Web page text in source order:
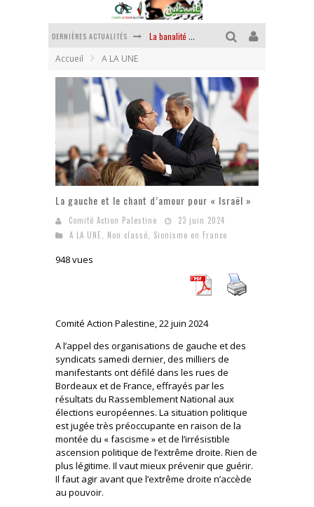
DERNIÈRES ACTUALITÉS La banalité du mal colonial
Chantage terroriste
La révolution ou rien
Des accords de paix sans le peuple et contre le peuple
La puissance américaine en peau de chagrin
Accueil A LA UNE
La gauche et le chant d’amour pour « Israël »
Comité Action Palestine
23 juin 2024
A LA UNE
Non classé Sionisme en France
948 vues
Comité Action Palestine, 22 juin 2024
A l’appel des organisations de gauche et des
syndicats samedi dernier, des milliers de
manifestants ont défilé dans les rues de
Bordeaux et de France, effrayés par les
résultats du Rassemblement National aux
élections européennes. La situation politique
est jugée très préoccupante en raison de la
montée du « fascisme » et de l’irrésistible
ascension politique de l’extrême droite. Rien de
plus légitime. Il vaut mieux prévenir que guérir.
Il faut agir avant que l’extrême droite n’accède
au pouvoir.